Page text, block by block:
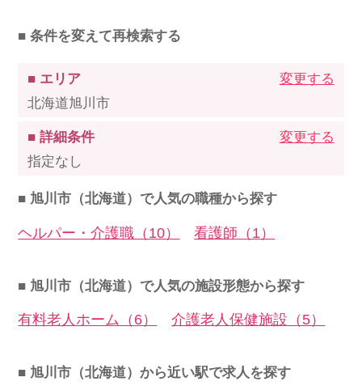
■ 条件を変えて再検索する
■ エリア
北海道旭川市
変更する
■ 詳細条件
指定なし
変更する
■ 旭川市（北海道）で人気の職種から探す
ヘルパー・介護職（10） 看護師（1）
■ 旭川市（北海道）で人気の施設形態から探す
有料老人ホーム（6） 介護老人保健施設（5）
■ 旭川市（北海道）から近い駅で求人を探す